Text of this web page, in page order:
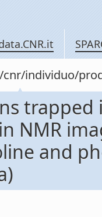
individuo/
NMR
and